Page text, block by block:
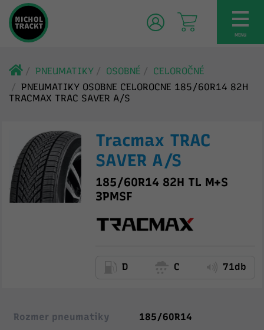
MENU
PNEUMATIKY OSOBNÉ
CELOROČNÉ
PNEUMATIKY OSOBNE CELOROCNE 185/60R14 82H
TRACMAX TRAC SAVER A/S
Tracmax TRAC
SAVER A/S
185/60R14 82H TL M+S
3PMSF
D C 71db
Rozmer pneumatiky
185/60R14